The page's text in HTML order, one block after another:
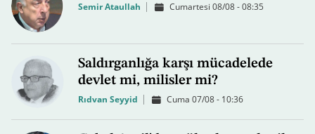
Semir Ataullah Cumartesi 08/08 - 08:35
Saldırganlığa karşı mücadelede
devlet mi, milisler mi?
Rıdvan Seyyid Cuma 07/08 - 10:36